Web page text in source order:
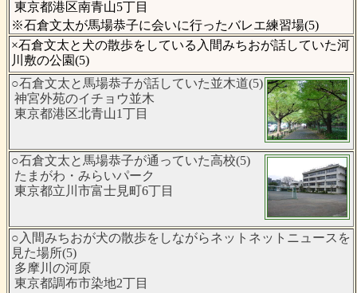
東京都港区南青山5丁目
※石倉文太が馬場恭子に会いに行ったバレエ練習場(5)
×石倉文太と犬の散歩をしている入間みちおが話していた河
川敷の公園(5)
○石倉文太と馬場恭子が話していた並木道(5)
神宮外苑のイチョウ並木
東京都港区北青山1丁目
○石倉文太と馬場恭子が通っていた高校(5)
たまがわ・みらいパーク
東京都立川市富士見町6丁目
○入間みちおが犬の散歩をしながらネットネットニュースを
見た場所(5)
多摩川の河原
東京都調布市染地2丁目